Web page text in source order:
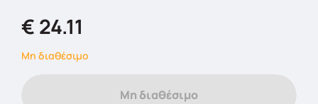
€ 24.11
Μη διαθέσιμο
Μη διαθέσιμο